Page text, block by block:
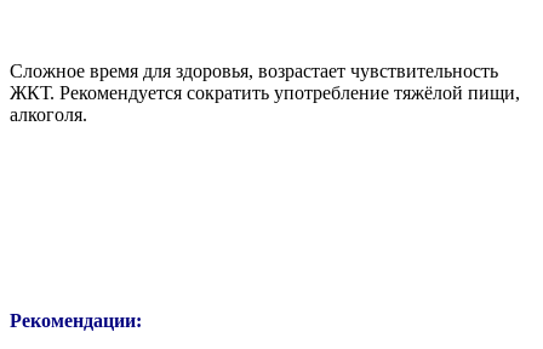
Сложное время для здоровья, возрастает чувствительность
ЖКТ. Рекомендуется сократить употребление тяжёлой пищи,
алкоголя.
Рекомендации: